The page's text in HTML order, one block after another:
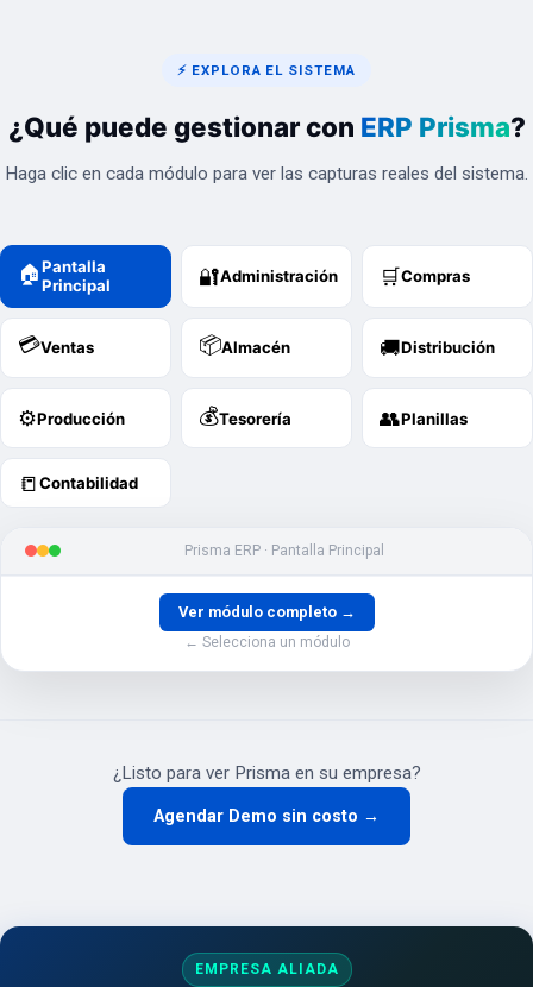
⚡ EXPLORA EL SISTEMA
¿Qué puede gestionar con ERP Prisma?
Haga clic en cada módulo para ver las capturas reales del sistema.
🏠Pantalla
Principal
🔐Administración 🛒Compras
💳Ventas 📦Almacén 🚚Distribución
⚙️Producción 💰Tesorería 👥Planillas
📒Contabilidad
Prisma ERP · Pantalla Principal
Ver módulo completo →
← Selecciona un módulo
¿Listo para ver Prisma en su empresa?
Agendar Demo sin costo →
EMPRESA ALIADA